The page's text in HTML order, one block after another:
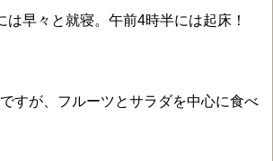
は早々と就寝。午前4時半には起床！
すが、フルーツとサラダを中心に食べ